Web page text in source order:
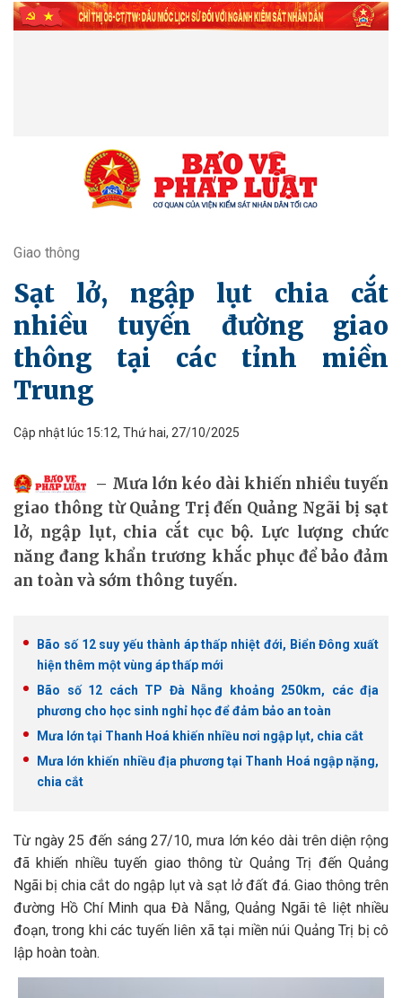
Giao thông
Sạt lở, ngập lụt chia cắt
nhiều tuyến đường giao
thông tại các tỉnh miền
Trung
Cập nhật lúc 15:12, Thứ hai, 27/10/2025
Mưa lớn kéo dài khiến nhiều tuyến
giao thông từ Quảng Trị đến Quảng Ngãi bị sạt
lở, ngập lụt, chia cắt cục bộ. Lực lượng chức
năng đang khẩn trương khắc phục để bảo đảm
an toàn và sớm thông tuyến.
Bão số 12 suy yếu thành áp thấp nhiệt đới, Biển Đông xuất
hiện thêm một vùng áp thấp mới
Bão số 12 cách TP Đà Nẵng khoảng 250km, các địa
phương cho học sinh nghỉ học để đảm bảo an toàn
Mưa lớn tại Thanh Hoá khiến nhiều nơi ngập lụt, chia cắt
Mưa lớn khiến nhiều địa phương tại Thanh Hoá ngập nặng,
chia cắt
Từ ngày 25 đến sáng 27/10, mưa lớn kéo dài trên diện rộng
đã khiến nhiều tuyến giao thông từ Quảng Trị đến Quảng
Ngãi bị chia cắt do ngập lụt và sạt lở đất đá. Giao thông trên
đường Hồ Chí Minh qua Đà Nẵng, Quảng Ngãi tê liệt nhiều
đoạn, trong khi các tuyến liên xã tại miền núi Quảng Trị bị cô
lập hoàn toàn.